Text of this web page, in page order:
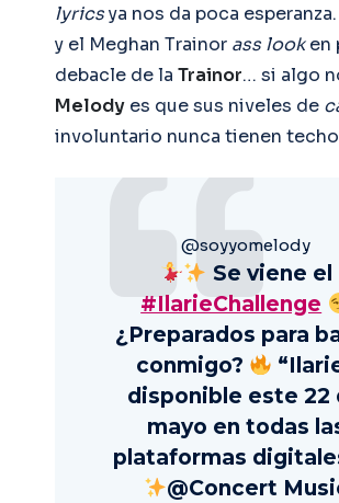
lyricsya nos da poca
y el Meghan Trainor ass looken
debacle de la Trainor… si algo
Melody es que sus niveles de
involuntario nunca tienen
@soyyomelody
Se viene el
#IlarieChallenge
¿Preparados para
conmigo?
disponible este 22
mayo en todas
plataformas
@Concert